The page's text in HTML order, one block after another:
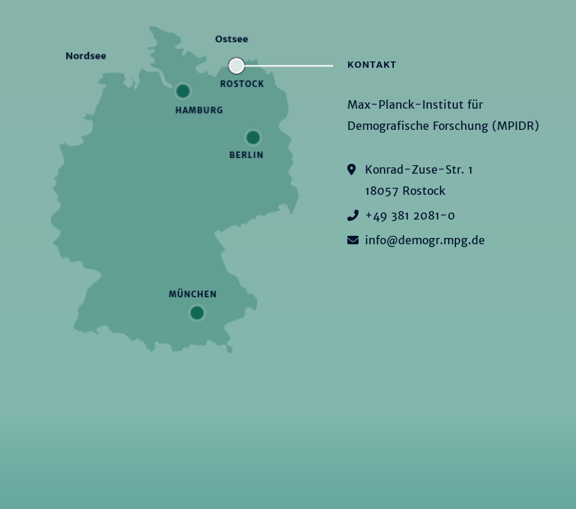
KONTAKT
Max-Planck-Institut für
Demografische Forschung (MPIDR)
Konrad-Zuse-Str. 1
18057 Rostock
+49 381 2081-0
info@demogr.mpg.de